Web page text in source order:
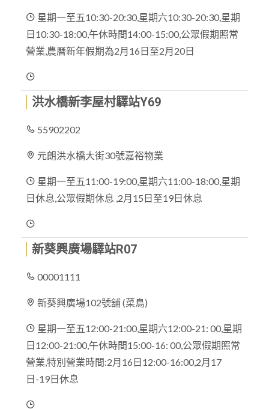
星期一至五10:30-20:30,星期六10:30-20:30,星期
日10:30-18:00,午休時間14:00-15:00,公眾假期照常
營業,農曆新年假期為2月16日至2月20日
洪水橋新李屋村驛站Y69
55902202
元朗洪水橋大街30號嘉裕物業
星期一至五11:00-19:00,星期六11:00-18:00,星期
日休息,公眾假期休息 ,2月15日至19日休息
新葵興廣場驛站R07
00001111
新葵興廣場102號舖 (菜鳥)
星期一至五12:00-21:00,星期六12:00-21: 00,星期
日12:00-21:00,午休時間15:00-16: 00,公眾假期照常
營業,特別營業時間:2月16日12:00-16:00,2月17
日-19日休息